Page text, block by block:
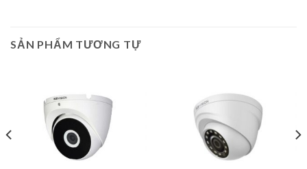
SẢN PHẨM TƯƠNG TỰ